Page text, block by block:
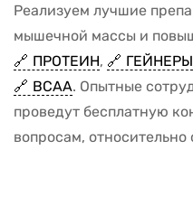
Реализуем лучшие
мышечной массы и
ПРОТЕИН, ГЕЙНЕРЫ
ВСАА. Опытные
проведут бесплатную
вопросам, относительно